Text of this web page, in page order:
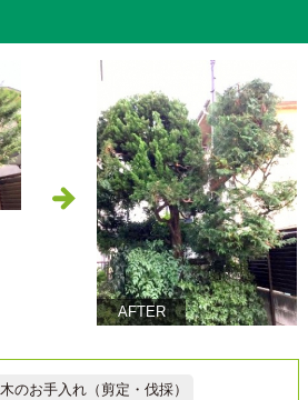
AFTER
のお手入れ（剪定・伐採）